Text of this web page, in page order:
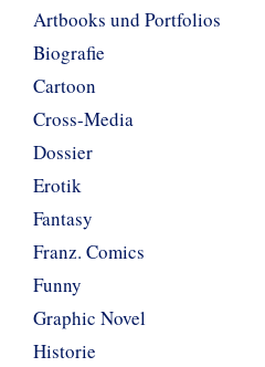
Artbooks und Portfolios
Biografie
Cartoon
Cross-Media
Dossier
Erotik
Fantasy
Franz. Comics
Funny
Graphic Novel
Historie